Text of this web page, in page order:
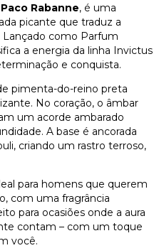
Paco Rabanne, é uma
picante que traduz a
Lançado como Parfum
a energia da linha Invictus
e conquista.
pimenta-do-reino preta
No coração, o âmbar
um acorde ambarado
A base é ancorada
criando um rastro terroso,
para homens que querem
com uma fragrância
para ocasiões onde a aura
contam – com um toque
você.